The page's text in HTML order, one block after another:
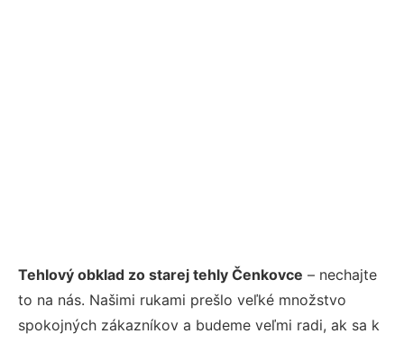
Tehlový obklad zo starej tehly Čenkovce – nechajte
to na nás. Našimi rukami prešlo veľké množstvo
spokojných zákazníkov a budeme veľmi radi, ak sa k